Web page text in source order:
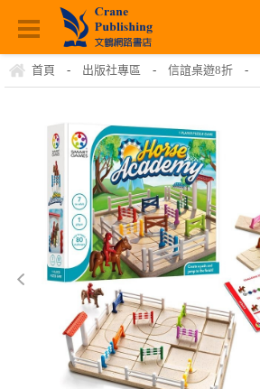
首頁 - 出版社專區 - 信誼桌遊8折 -